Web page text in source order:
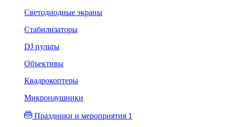
Светодиодные экраны
Стабилизаторы
DJ пульты
Объективы
Квадрокоптеры
Микронаушники
Праздники и мероприятия 1